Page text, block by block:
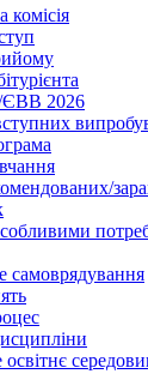
2026
самоврядування